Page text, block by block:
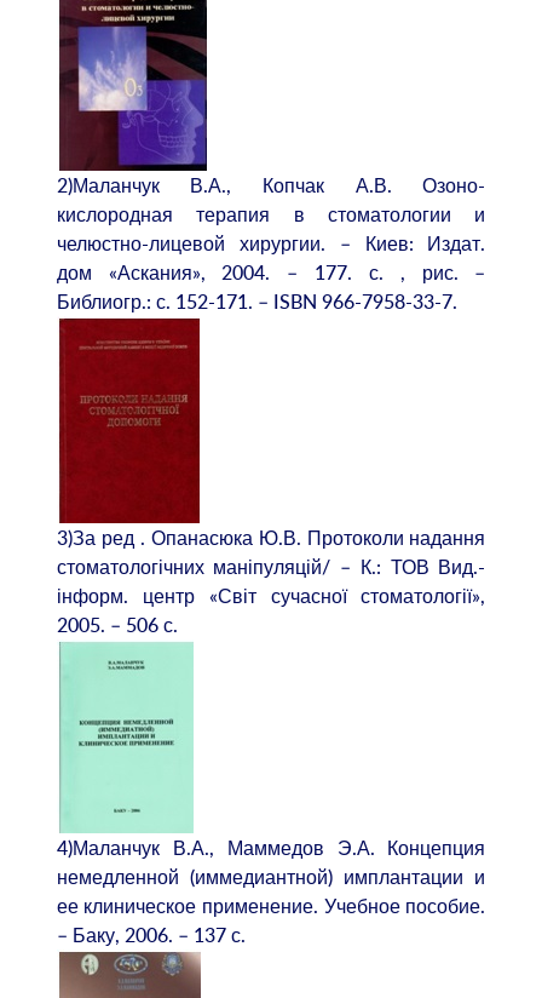
2)Маланчук В.А., Копчак А.В. Озоно-
кислородная терапия в стоматологии и
челюстно-лицевой хирургии. – Киев: Издат.
дом «Аскания», 2004. – 177. с. , рис. –
Библиогр.: с. 152-171. – ISBN 966-7958-33-7.
3)За ред . Опанасюка Ю.В. Протоколи надання
стоматологічних маніпуляцій/ – К.: ТОВ Вид.-
інформ. центр «Світ сучасної стоматології»,
2005. – 506 с.
4)Маланчук В.А., Маммедов Э.А. Концепция
немедленной (иммедиантной) имплантации и
ее клиническое применение. Учебное пособие.
– Баку, 2006. – 137 с.